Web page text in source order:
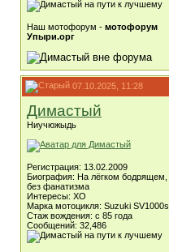
Наш мотофорум - мотофорум
Упыри.орг
07.10.2025, 11:28
Димастый
Ниучюжыдь
Регистрация: 13.02.2009
Биография: На лёгком бодрящем,
без фанатизма
Интересы: ХО
Марка мотоцикля: Suzuki SV1000s
Стаж вождения: с 85 года
Сообщений: 32,486